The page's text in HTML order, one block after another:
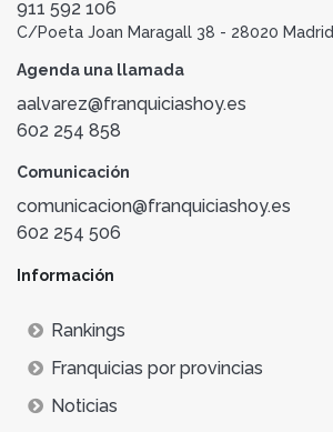
911 592 106
C/Poeta Joan Maragall 38 - 28020 Madrid
Agenda una llamada
aalvarez@franquiciashoy.es
602 254 858
Comunicación
comunicacion@franquiciashoy.es
602 254 506
Información
Rankings
Franquicias por provincias
Noticias